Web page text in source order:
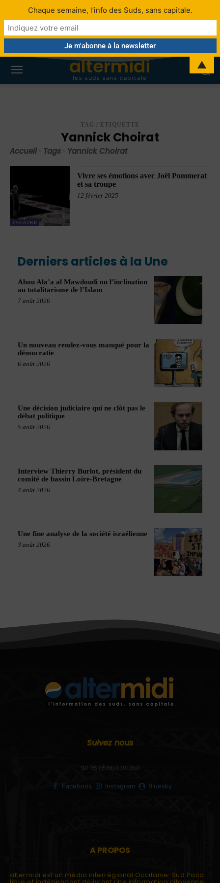
altermidi
les suds sans capitale
TAG / ETIQUETTE
Yannick Choirat
Accueil Tags Yannick Choirat
THÉÂTRE
Vivre ses émotions avec Joël Pommerat
et sa troupe
12 février 2025
Derniers articles à la Une
Abou Ala’a al Mawdoudi ou l’inclination
au totalitarisme de l’Islam
7 août 2026
Un nouveau rendez-vous manqué pour la
démocratie
6 août 2026
Une décision judiciaire qui ne clôt pas le
débat politique
5 août 2026
Interview Thierry Burlot, président du
comité de bassin Loire-Bretagne
4 août 2026
Une fine analyse de la société israélienne
3 août 2026
Suivez nous
sur les réseaux sociaux
Facebook Instagram Bluesky
A PROPOS
altermidi est un média interrégional Occitanie-Sud Paca
Chaque semaine, l’info des Suds, sans capitale.
▲